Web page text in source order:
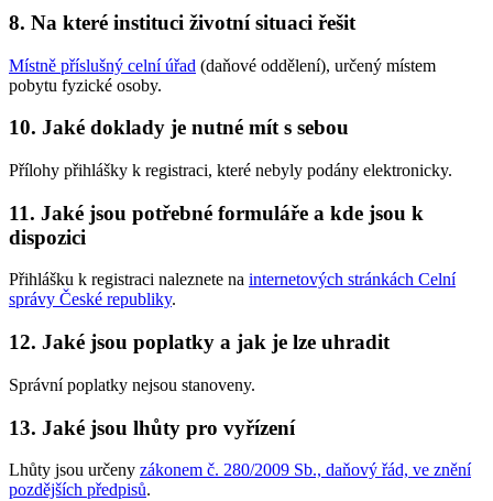
8. Na které instituci životní situaci řešit
Místně příslušný celní úřad (daňové oddělení), určený místem
pobytu fyzické osoby.
10. Jaké doklady je nutné mít s sebou
Přílohy přihlášky k registraci, které nebyly podány elektronicky.
11. Jaké jsou potřebné formuláře a kde jsou k
dispozici
Přihlášku k registraci naleznete na internetových stránkách Celní
správy České republiky.
12. Jaké jsou poplatky a jak je lze uhradit
Správní poplatky nejsou stanoveny.
13. Jaké jsou lhůty pro vyřízení
Lhůty jsou určeny zákonem č. 280/2009 Sb., daňový řád, ve znění
pozdějších předpisů.